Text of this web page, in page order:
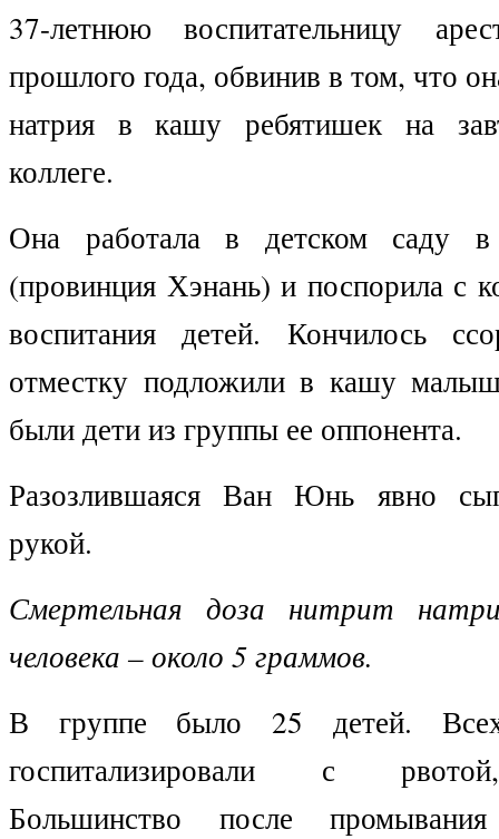
37-летнюю воспитательницу
прошлого года, обвинив в том, что
натрия в кашу ребятишек на
коллеге.
Она работала в детском саду в
(провинция Хэнань) и поспорила с
воспитания детей. Кончилось
отместку подложили в кашу
были дети из группы ее оппонента.
Разозлившаяся Ван Юнь явно
рукой.
Смертельная доза нитрит
человека – около 5 граммов.
В группе было 25 детей.
госпитализировали с
Большинство после